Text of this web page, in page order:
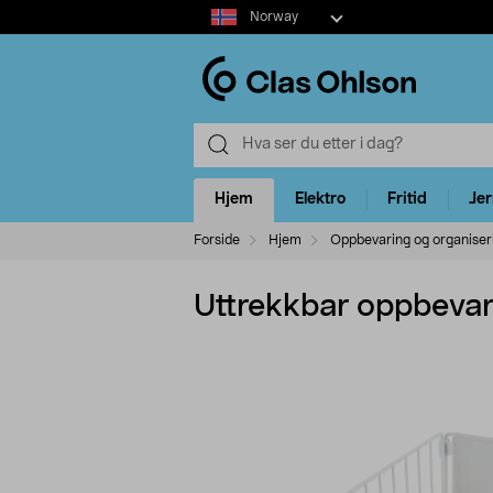
Select
market
Norway
Hjem Elektro Fritid
Forside Hjem Oppbevaring og
Uttrekkbar